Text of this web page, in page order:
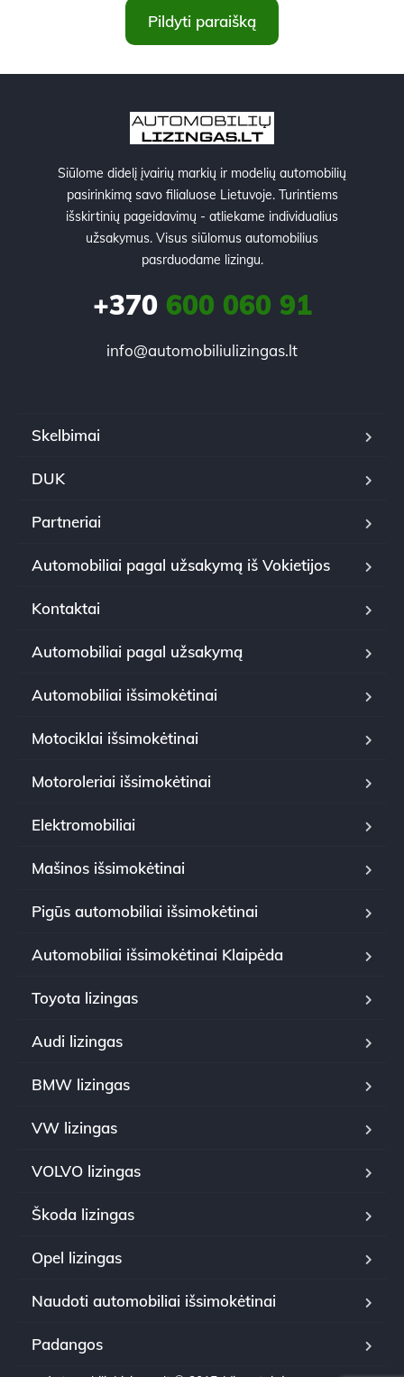
Pildyti paraišką
Siūlome didelį įvairių markių ir modelių automobilių
pasirinkimą savo filialuose Lietuvoje. Turintiems
išskirtinių pageidavimų - atliekame individualius
užsakymus. Visus siūlomus automobilius
pasrduodame lizingu.
+370600 060 91
info@automobiliulizingas.lt
Skelbimai
DUK
Partneriai
Automobiliai pagal užsakymą iš Vokietijos
Kontaktai
Automobiliai pagal užsakymą
Automobiliai išsimokėtinai
Motociklai išsimokėtinai
Motoroleriai išsimokėtinai
Elektromobiliai
Mašinos išsimokėtinai
Pigūs automobiliai išsimokėtinai
Automobiliai išsimokėtinai Klaipėda
Toyota lizingas
Audi lizingas
BMW lizingas
VW lizingas
VOLVO lizingas
Škoda lizingas
Opel lizingas
Naudoti automobiliai išsimokėtinai
Padangos